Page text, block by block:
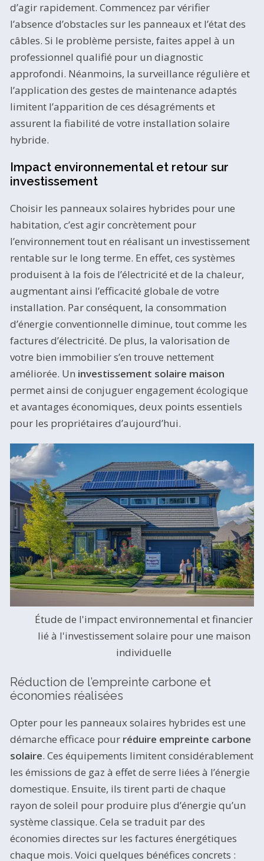
d’agir rapidement. Commencez par vérifier
l’absence d’obstacles sur les panneaux et l’état des
câbles. Si le problème persiste, faites appel à un
professionnel qualifié pour un diagnostic
approfondi. Néanmoins, la surveillance régulière et
l’application des gestes de maintenance adaptés
limitent l’apparition de ces désagréments et
assurent la fiabilité de votre installation solaire
hybride.
Impact environnemental et retour sur
investissement
Choisir les panneaux solaires hybrides pour une
habitation, c’est agir concrètement pour
l’environnement tout en réalisant un investissement
rentable sur le long terme. En effet, ces systèmes
produisent à la fois de l’électricité et de la chaleur,
augmentant ainsi l’efficacité globale de votre
installation. Par conséquent, la consommation
d’énergie conventionnelle diminue, tout comme les
factures d’électricité. De plus, la valorisation de
votre bien immobilier s’en trouve nettement
améliorée. Un investissement solaire maison
permet ainsi de conjuguer engagement écologique
et avantages économiques, deux points essentiels
pour les propriétaires d’aujourd’hui.
Étude de l'impact environnemental et financier
lié à l'investissement solaire pour une maison
individuelle
Réduction de l’empreinte carbone et
économies réalisées
Opter pour les panneaux solaires hybrides est une
démarche efficace pour réduire empreinte carbone
solaire. Ces équipements limitent considérablement
les émissions de gaz à effet de serre liées à l’énergie
domestique. Ensuite, ils tirent parti de chaque
rayon de soleil pour produire plus d’énergie qu’un
système classique. Cela se traduit par des
économies directes sur les factures énergétiques
chaque mois. Voici quelques bénéfices concrets :